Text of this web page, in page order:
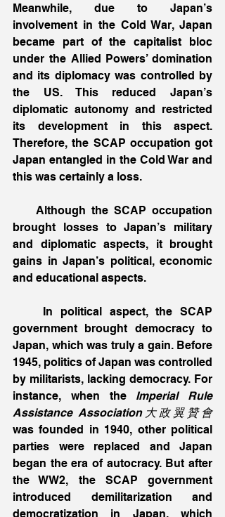
Meanwhile, due to Japan’s
involvement in the Cold War, Japan
became part of the capitalist bloc
under the Allied Powers’ domination
and its diplomacy was controlled by
the US. This reduced Japan’s
diplomatic autonomy and restricted
its development in this aspect.
Therefore, the SCAP occupation got
Japan entangled in the Cold War and
this was certainly a loss.
brought losses to Japan’s military
and diplomatic aspects, it brought
gains in Japan’s political, economic
and educational aspects.
government brought democracy to
Japan, which was truly a gain. Before
1945, politics of Japan was controlled
by militarists, lacking democracy. For
instance, when the Imperial Rule
Assistance Association大政翼贊會
was founded in 1940, other political
parties were replaced and Japan
began the era of autocracy. But after
the WW2, the SCAP government
introduced demilitarization and
democratization in Japan, which